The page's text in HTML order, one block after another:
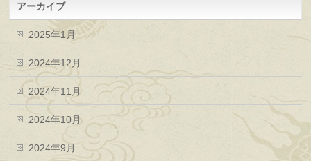
アーカイブ
2025年1月
2024年12月
2024年11月
2024年10月
2024年9月